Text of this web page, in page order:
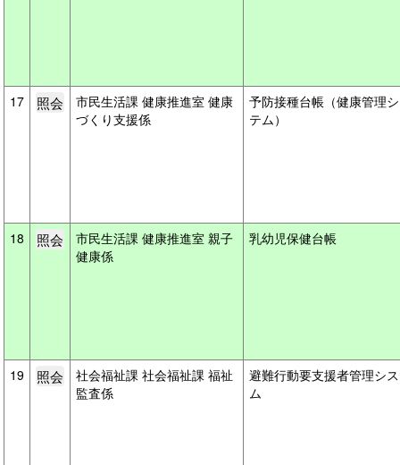
17
市民生活課 健康推進室 健康
づくり支援係
予防接種台帳（健康管理
テム）
18
市民生活課 健康推進室 親子
健康係
乳幼児保健台帳
19
社会福祉課 社会福祉課 福祉
監査係
避難行動要支援者管理シ
ム